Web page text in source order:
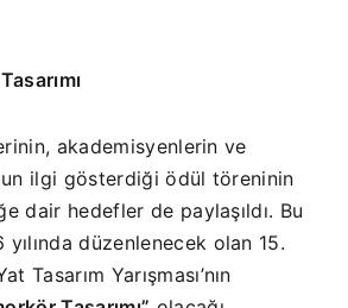
akademisyenlerin ve
ilgi gösterdiği ödül töreninin
dair hedefler de paylaşıldı. Bu
düzenlenecek olan 15.
Tasarım Yarışması’nın